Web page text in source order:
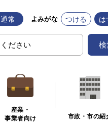
通常 よみがな つける は
検
産業・
事業者向け
市政・市の紹